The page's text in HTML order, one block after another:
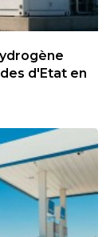
d'Etat en